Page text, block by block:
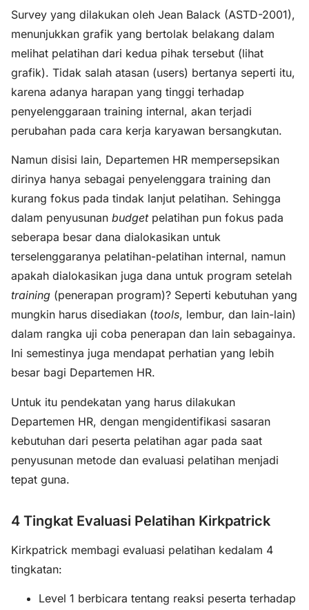
Survey yang dilakukan oleh Jean Balack (ASTD-2001),
menunjukkan grafik yang bertolak belakang dalam
melihat pelatihan dari kedua pihak tersebut (lihat
grafik). Tidak salah atasan (users) bertanya seperti itu,
karena adanya harapan yang tinggi terhadap
penyelenggaraan training internal, akan terjadi
perubahan pada cara kerja karyawan bersangkutan.
Namun disisi lain, Departemen HR mempersepsikan
dirinya hanya sebagai penyelenggara training dan
kurang fokus pada tindak lanjut pelatihan. Sehingga
dalam penyusunan budgetpelatihan pun fokus pada
seberapa besar dana dialokasikan untuk
terselenggaranya pelatihan-pelatihan internal, namun
apakah dialokasikan juga dana untuk program setelah
training (penerapan program)? Seperti kebutuhan yang
mungkin harus disediakan (tools, lembur, dan lain-lain)
dalam rangka uji coba penerapan dan lain sebagainya.
Ini semestinya juga mendapat perhatian yang lebih
besar bagi Departemen HR.
Untuk itu pendekatan yang harus dilakukan
Departemen HR, dengan mengidentifikasi sasaran
kebutuhan dari peserta pelatihan agar pada saat
penyusunan metode dan evaluasi pelatihan menjadi
tepat guna.
4 Tingkat Evaluasi Pelatihan Kirkpatrick
Kirkpatrick membagi evaluasi pelatihan kedalam 4
tingkatan:
Level 1 berbicara tentang reaksi peserta terhadap